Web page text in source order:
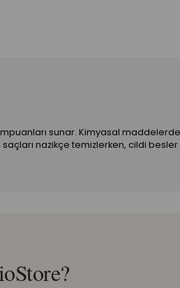
sunar. Kimyasal
nazikçe temizlerken, cildi